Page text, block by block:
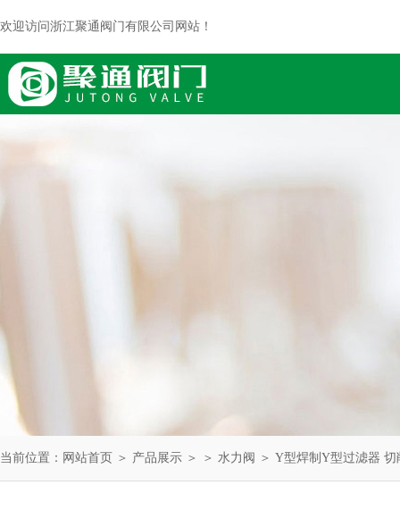
欢迎访问浙江聚通阀门有限公司网站！
当前位置： 网站首页 ＞ 产品展示 ＞ ＞ 水力阀 ＞ Y型焊制Y型过滤器